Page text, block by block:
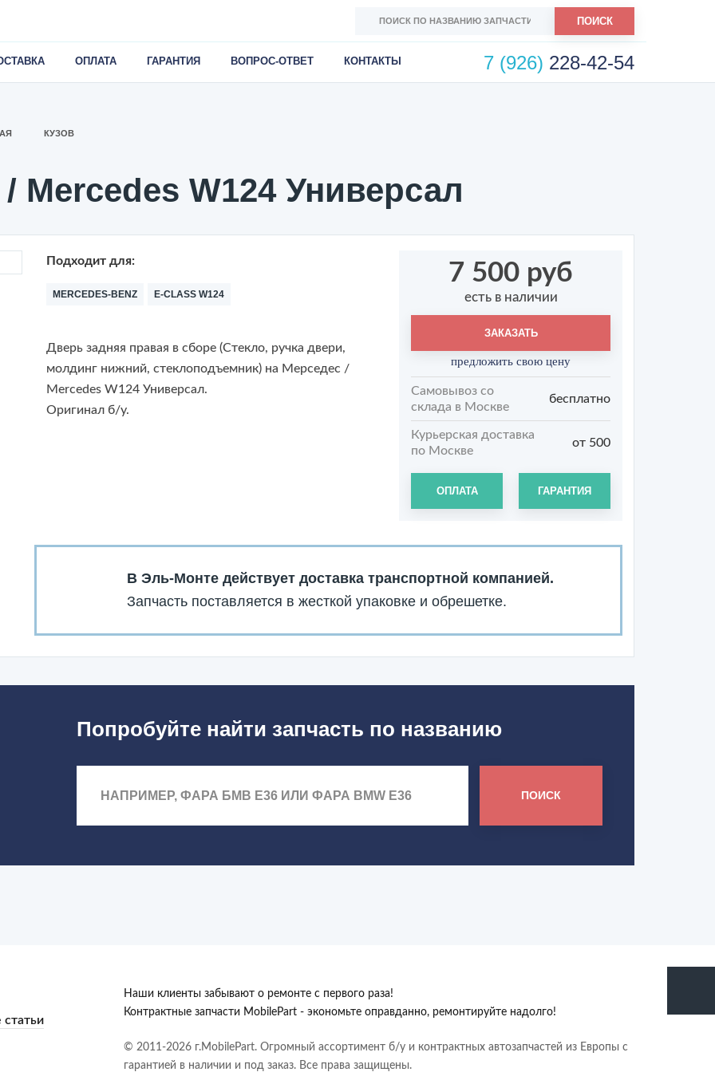
ПОИСК
ОПЛАТА ГАРАНТИЯ ВОПРОС-ОТВЕТ КОНТАКТЫ 7 (926) 228-42-54
КУЗОВ
Mercedes W124 Универсал
Подходит для:
MERCEDES-BENZ E-CLASS W124
Дверь задняя правая в сборе (Стекло, ручка двери,
молдинг нижний, стеклоподъемник) на Мерседес /
Mercedes W124 Универсал.
Оригинал б/у.
7 500 руб
есть в наличии
ЗАКАЗАТЬ
предложить свою цену
Самовывоз со
склада в Москве
бесплатно
Курьерская доставка
по Москве
от 500
ОПЛАТА ГАРАНТИЯ
В Эль-Монте действует доставка транспортной компанией.
Запчасть поставляется в жесткой упаковке и обрешетке.
Попробуйте найти запчасть по названию
ПОИСК
Наши клиенты забывают о ремонте с первого раза!
Контрактные запчасти MobilePart - экономьте оправданно, ремонтируйте надолго!
© 2011-2026 г.MobilePart. Огромный ассортимент б/у и контрактных автозапчастей из Европы с
гарантией в наличии и под заказ. Все права защищены.